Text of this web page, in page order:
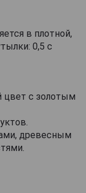
в плотной,
0,5 с
цвет с золотым
древесным